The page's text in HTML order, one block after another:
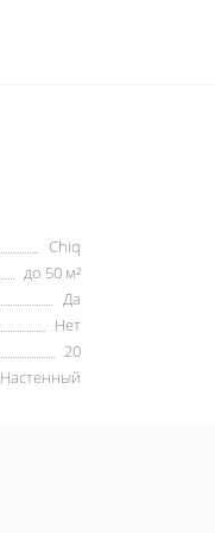
Chiq
до 50 м²
Да
Нет
20
Настенный